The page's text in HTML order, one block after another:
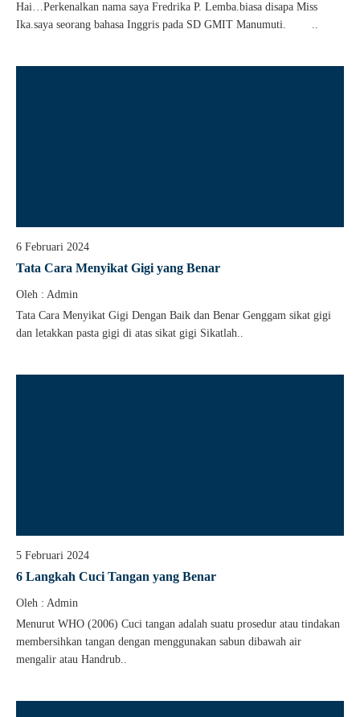
Hai…Perkenalkan nama saya Fredrika P. Lemba.biasa disapa Miss
Ika.saya seorang bahasa Inggris pada SD GMIT Manumuti. ..
6 Februari 2024
Tata Cara Menyikat Gigi yang Benar
Oleh : Admin
Tata Cara Menyikat Gigi Dengan Baik dan Benar Genggam sikat gigi
dan letakkan pasta gigi di atas sikat gigi Sikatlah..
5 Februari 2024
6 Langkah Cuci Tangan yang Benar
Oleh : Admin
Menurut WHO (2006) Cuci tangan adalah suatu prosedur atau tindakan
membersihkan tangan dengan menggunakan sabun dibawah air
mengalir atau Handrub..